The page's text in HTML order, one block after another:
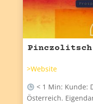
Pinczolitsch
>Website
< 1 Min: Kunde:
Österreich.